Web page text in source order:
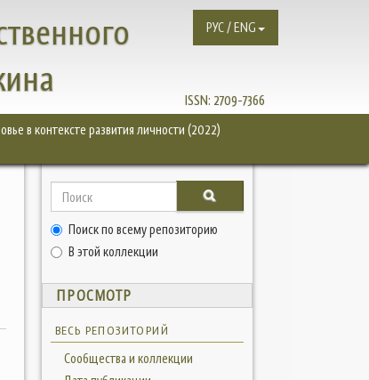
ISSN: 2709-7366
РУС / ENG
в контексте развития личности (2022)
Поиск по всему репозиторию
В этой коллекции
ПРОСМОТР
ВЕСЬ РЕПОЗИТОРИЙ
Сообщества и коллекции